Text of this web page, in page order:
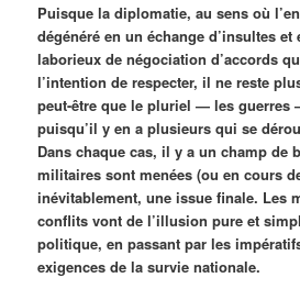
Puisque la diplomatie, au sens où
dégénéré en un échange d’insultes
laborieux de négociation d’accords
l’intention de respecter, il ne reste
peut-être que le pluriel — les guerres
puisqu’il y en a plusieurs qui se
Dans chaque cas, il y a un champ de
militaires sont menées (ou en cours
inévitablement, une issue finale. Les
conflits vont de l’illusion pure et
politique, en passant par les
exigences de la survie nationale.